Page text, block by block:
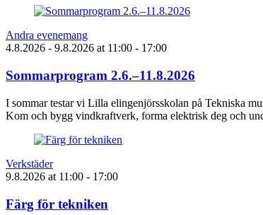
Andra evenemang
4.8.2026 - 9.8.2026 at 11:00 - 17:00
Sommarprogram 2.6.–11.8.2026
I sommar testar vi Lilla elingenjörsskolan på Tekniska
Kom och bygg vindkraftverk, forma elektrisk deg och
Verkstäder
9.8.2026 at 11:00 - 17:00
Färg för tekniken